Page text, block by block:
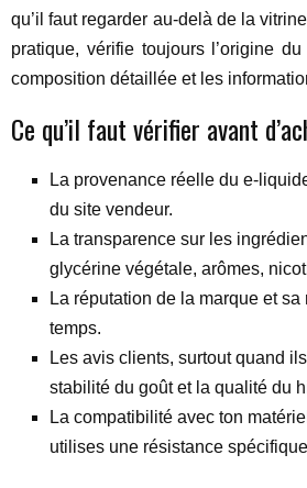
qu’il faut regarder au-delà de la
pratique, vérifie toujours l’origine
composition détaillée et les
Ce qu’il faut vérifier avant
La provenance réelle du e-
du site vendeur.
La transparence sur les
glycérine végétale, arômes,
La réputation de la marque et
temps.
Les avis clients, surtout quand
stabilité du goût et la qualité du
La compatibilité avec ton
utilises une résistance